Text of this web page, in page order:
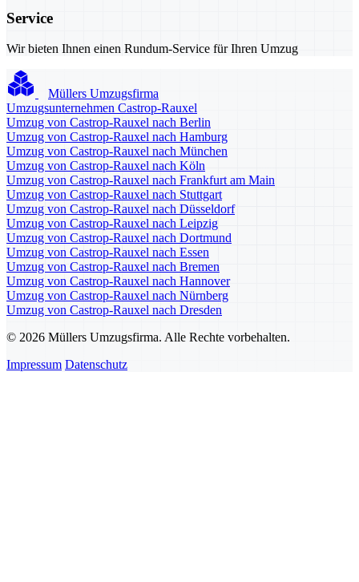
Service
Wir bieten Ihnen einen Rundum-Service für Ihren Umzug
Müllers Umzugsfirma
Umzugsunternehmen Castrop-Rauxel
Umzug von Castrop-Rauxel nach Berlin
Umzug von Castrop-Rauxel nach Hamburg
Umzug von Castrop-Rauxel nach München
Umzug von Castrop-Rauxel nach Köln
Umzug von Castrop-Rauxel nach Frankfurt am Main
Umzug von Castrop-Rauxel nach Stuttgart
Umzug von Castrop-Rauxel nach Düsseldorf
Umzug von Castrop-Rauxel nach Leipzig
Umzug von Castrop-Rauxel nach Dortmund
Umzug von Castrop-Rauxel nach Essen
Umzug von Castrop-Rauxel nach Bremen
Umzug von Castrop-Rauxel nach Hannover
Umzug von Castrop-Rauxel nach Nürnberg
Umzug von Castrop-Rauxel nach Dresden
© 2026 Müllers Umzugsfirma. Alle Rechte vorbehalten.
Impressum Datenschutz